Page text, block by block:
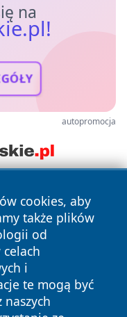
na
autopromocja
cookies, aby
także plików
od
i
te mogą być
prawa